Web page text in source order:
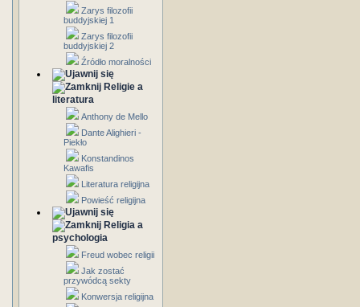
Zarys filozofii
buddyjskiej 1
Zarys filozofii
buddyjskiej 2
Źródło moralności
Religie a
literatura
Anthony de Mello
Dante Alighieri -
Piekło
Konstandinos
Kawafis
Literatura religijna
Powieść religijna
Religia a
psychologia
Freud wobec religii
Jak zostać
przywódcą sekty
Konwersja religijna